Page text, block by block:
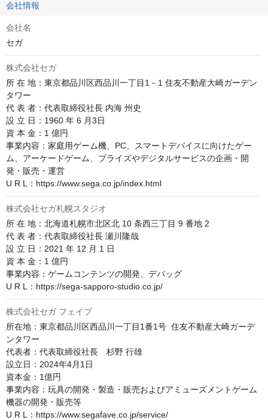
会社情報
会社名
セガ
株式会社セガ
所 在 地：東京都品川区西品川一丁目1－1 住友不動産大崎ガーデン
タワー
代 表 者：代表取締役社長 内海 州史
設 立 日：1960 年 6 月3日
資 本 金：1 億円
事業内容：家庭用ゲーム機、PC、スマートデバイスに向けたゲー
ム、アーケードゲーム、プライズやデジタルサービスの企画・開
発・販売・運営
U R L：https://www.sega.co.jp/index.html
株式会社セガ札幌スタジオ
所 在 地：北海道札幌市北区北 10 条西三丁目 9 番地 2
代 表 者：代表取締役社長 瀬川隆哉
設 立 日：2021 年 12 月 1 日
資 本 金：1 億円
事業内容：ゲームコンテンツの開発、デバッグ
U R L：https://sega-sapporo-studio.co.jp/
株式会社セガ フェイブ
所在地：東京都品川区西品川一丁目1番1号  住友不動産大崎ガーデ
ンタワー
代表者：代表取締役社長　杉野 行雄
設立日：2024年4月1日
資本金：1億円
事業内容：玩具の開発・製造・販売およびアミューズメントゲーム
機器の開発・販売等
U R L：https://www.segafave.co.jp/service/